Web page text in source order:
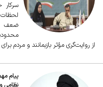
سرکار
ضعف
از روایت‌گری مؤثر بازبمانند و مردم
پیام
نظامی